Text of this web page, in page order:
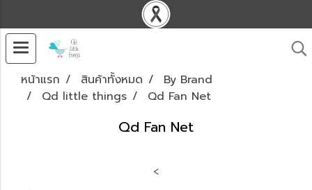
หน้าแรก สินค้าทั้งหมด
By Brand
Qd little things
Qd Fan Net
Qd Fan Net
<